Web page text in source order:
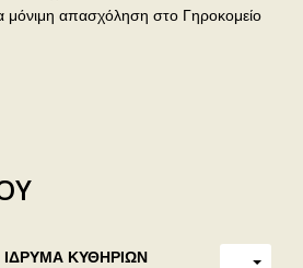
μόνιμη απασχόληση στο Γηροκομείο
ΙΔΡΥΜΑ ΚΥΘΗΡΙΩΝ